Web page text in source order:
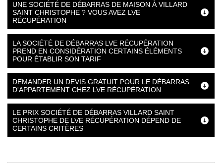
UNE SOCIÉTÉ DE DÉBARRAS DE MAISON À VILLARD
SAINT CHRISTOPHE ? VOUS AVEZ LVE
RÉCUPÉRATION
LA SOCIÉTÉ DE DÉBARRAS LVE RÉCUPÉRATION
PREND EN CONSIDÉRATION CERTAINS ÉLÉMENTS
POUR ÉTABLIR SON TARIF
DEMANDER UN DEVIS GRATUIT POUR LE DÉBARRAS
D'APPARTEMENT CHEZ LVE RÉCUPÉRATION
LE PRIX SOCIÉTÉ DE DÉBARRAS VILLARD SAINT
CHRISTOPHE DE LVE RÉCUPÉRATION DÉPEND DE
CERTAINS CRITÈRES